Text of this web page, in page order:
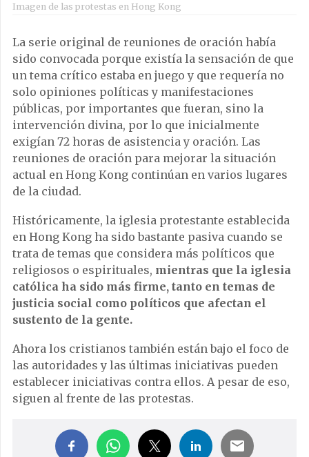
Imagen de las protestas en Hong Kong
La serie original de reuniones de oración había
sido convocada porque existía la sensación de que
un tema crítico estaba en juego y que requería no
solo opiniones políticas y manifestaciones
públicas, por importantes que fueran, sino la
intervención divina, por lo que inicialmente
exigían 72 horas de asistencia y oración. Las
reuniones de oración para mejorar la situación
actual en Hong Kong continúan en varios lugares
de la ciudad.
Históricamente, la iglesia protestante establecida
en Hong Kong ha sido bastante pasiva cuando se
trata de temas que considera más políticos que
religiosos o espirituales, mientras que la iglesia
católica ha sido más firme, tanto en temas de
justicia social como políticos que afectan el
sustento de la gente.
Ahora los cristianos también están bajo el foco de
las autoridades y las últimas iniciativas pueden
establecer iniciativas contra ellos. A pesar de eso,
siguen al frente de las protestas.